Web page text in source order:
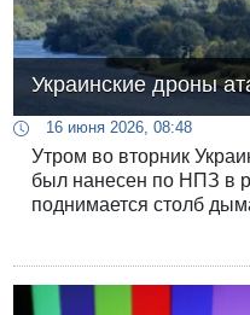
Украинские дроны
16 июня 2026, 08:48
Утром во вторник
был нанесен по НПЗ в
поднимается столб